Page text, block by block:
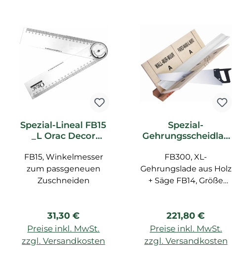
Spezial-Lineal FB15
_L Orac Decor
FB15, Winkelmesser
zum passgeneuen
Zuschneiden
Regulärer Preis:
31,30 €
Preise inkl. MwSt.
zzgl. Versandkosten
Spezial-
Gehrungsscheidlad
Zubehör
FB300, XL-
Gehrungslade aus Holz
+ Säge FB14, Größe
Regulärer Preis:
221,80 €
Preise inkl. MwSt.
zzgl. Versandkosten